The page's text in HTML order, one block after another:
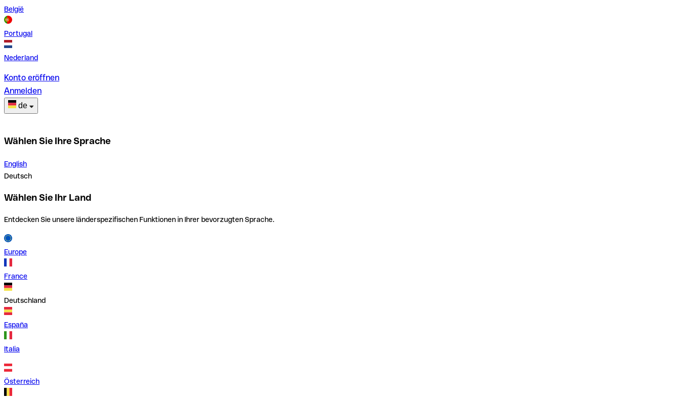
België
Portugal
Nederland
Konto eröffnen
Anmelden
de
Wählen Sie Ihre Sprache
English
Deutsch
Wählen Sie Ihr Land
Entdecken Sie unsere länderspezifischen Funktionen in Ihrer bevorzugten Sprache.
Europe
France
Deutschland
España
Italia
Österreich